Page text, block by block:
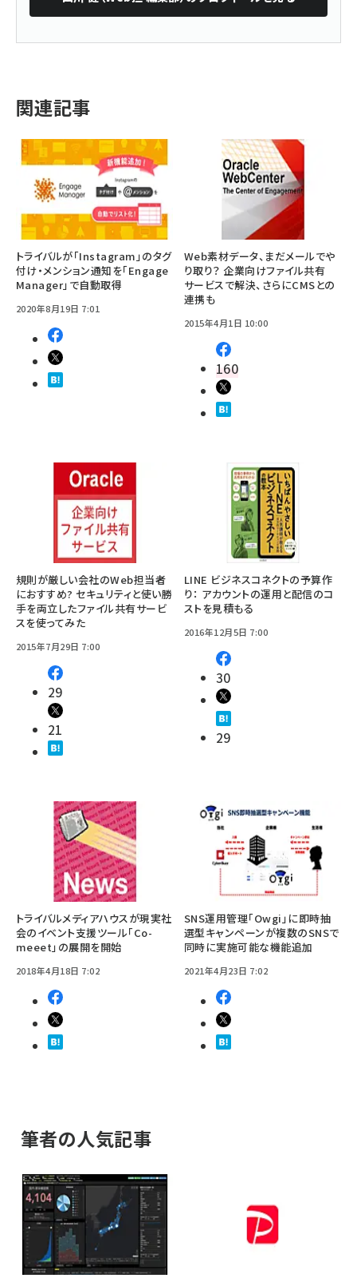
関連記事
トライバルが「Instagram」のタグ
付け・メンション通知を「Engage
Manager」で自動取得
2020年8月19日 7:01
Web素材データ、まだメールでや
り取り？ 企業向けファイル共有
サービスで解決、さらにCMSとの
連携も
2015年4月1日 10:00
160
規則が厳しい会社のWeb担当者
におすすめ? セキュリティと使い勝
手を両立したファイル共有サービ
スを使ってみた
2015年7月29日 7:00
29
21
LINE ビジネスコネクトの予算作
り： アカウントの運用と配信のコ
ストを見積もる
2016年12月5日 7:00
30
29
トライバルメディアハウスが現実社
会のイベント支援ツール「Co-
meeet」の展開を開始
2018年4月18日 7:02
SNS運用管理「Owgi」に即時抽
選型キャンペーンが複数のSNSで
同時に実施可能な機能追加
2021年4月23日 7:02
筆者の人気記事